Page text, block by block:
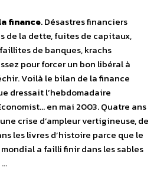
finance. Désastres financiers
de la dette, fuites de capitaux,
de banques, krachs
pour forcer un bon libéral à
Voilà le bilan de la finance
dressait l’hebdomadaire
en mai 2003. Quatre ans
crise d’ampleur vertigineuse, de
les livres d’histoire parce que le
a failli finir dans les sables